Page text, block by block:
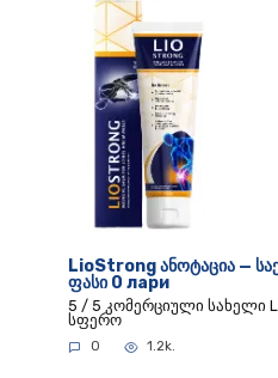
LioStrong ანოტაცია —
ფასი 0 лари
5 / 5 კომერციული სახელი
სფერო
0 1.2k.